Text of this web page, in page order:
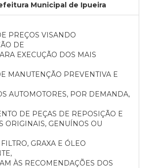
Municipal de Ipueira
PREÇOS VISANDO
DE
EXECUÇÃO DOS MAIS
MANUTENÇÃO PREVENTIVA E
AUTOMOTORES, POR DEMANDA,
DE PEÇAS DE REPOSIÇÃO E
ORIGINAIS, GENUÍNOS OU
GRAXA E ÓLEO
ÀS RECOMENDAÇÕES DOS